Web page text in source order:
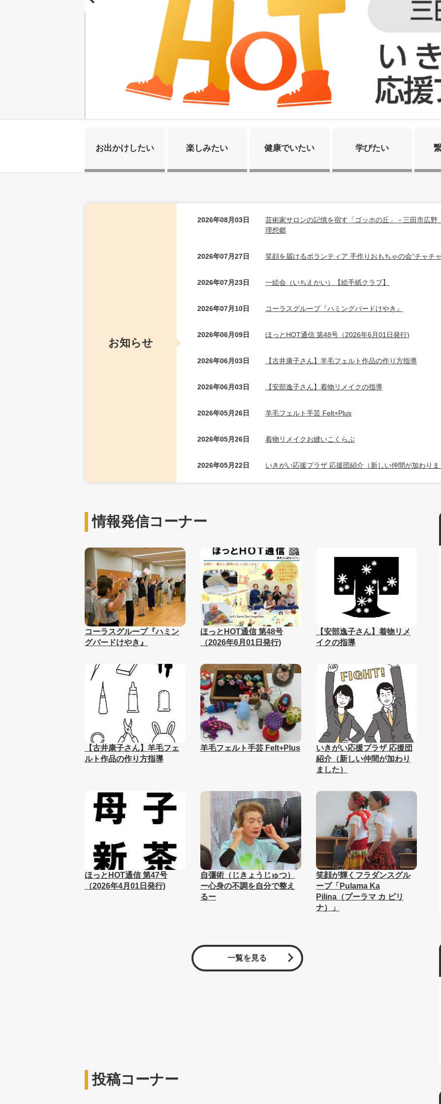
お出かけしたい 楽しみたい 健康でいたい 学びたい
お知らせ
2026年08月03日
芸術家サロンの記憶を宿す「ゴッホの丘」－三田市広
理想郷
2026年07月27日 笑顔を届けるボランティア 手作りおもちゃの会“チャチ
2026年07月23日 一絵会（いちえかい）【絵手紙クラブ】
2026年07月10日 コーラスグループ『ハミングバードけやき』
2026年06月09日 ほっとHOT通信 第48号（2026年6月01日発行)
2026年06月03日 【古井康子さん】羊毛フェルト作品の作り方指導
2026年06月03日 【安部逸子さん】着物リメイクの指導
2026年05月26日 羊毛フェルト手芸 Felt+Plus
2026年05月26日 着物リメイクお縫いこくらぶ
2026年05月22日 いきがい応援プラザ 応援団紹介（新しい仲間が加わり
情報発信コーナー
コーラスグループ『ハミン
グバードけやき』
ほっとHOT通信 第48号
（2026年6月01日発行)
【安部逸子さん】着物リメ
イクの指導
【古井康子さん】羊毛フェ
ルト作品の作り方指導
羊毛フェルト手芸 Felt+Plus
いきがい応援プラザ 応援団
紹介（新しい仲間が加わり
ました）
ほっとHOT通信 第47号
（2026年4月01日発行)
自彊術（じきょうじゅつ）
ー心身の不調を自分で整え
るー
笑顔が輝くフラダンスグル
ープ「Pulama Ka
Pilina（プーラマ カ ピリ
ナ）」
一覧を見る
投稿コーナー